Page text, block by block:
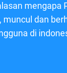
mengapa
muncul dan
di